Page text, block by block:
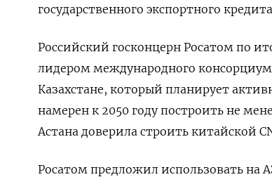
государственного экспортного
Российский госконцерн Росатом ‌по
лидером ​международного
‌Казахстане, который планирует
намерен к 2050 году построить не
Астана доверила строить китайской
Росатом предложил использовать на